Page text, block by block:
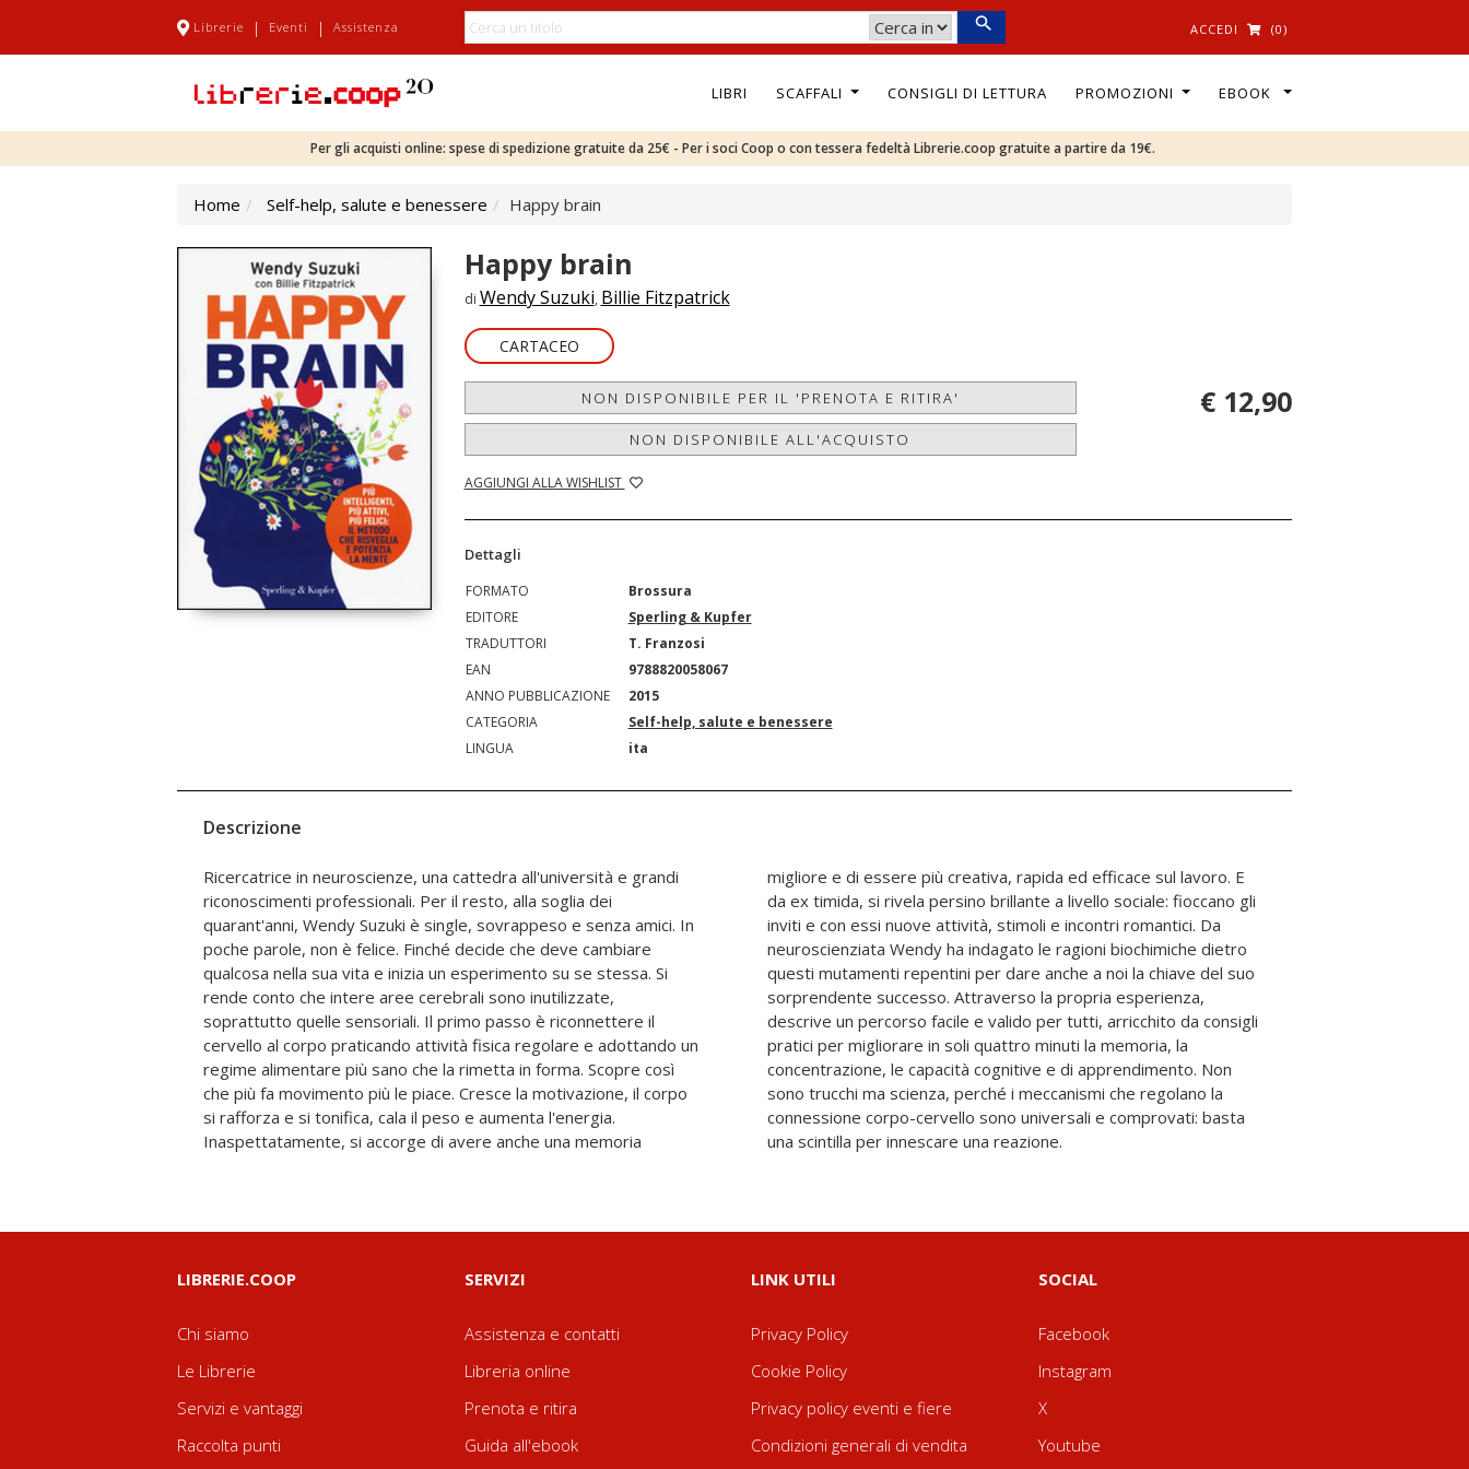
Librerie | Eventi | Assistenza ACCEDI (0)
LIBRI SCAFFALI CONSIGLI DI LETTURA PROMOZIONI EBOOK
Per gli acquisti online: spese di spedizione gratuite da 25€ - Per i soci Coop o con tessera fedeltà Librerie.coop gratuite a partire da 19€.
Home Self-help, salute e benessere Happy brain
Happy brain
di Wendy Suzuki, Billie Fitzpatrick
CARTACEO
NON DISPONIBILE PER IL 'PRENOTA E RITIRA'
NON DISPONIBILE ALL'ACQUISTO
AGGIUNGI ALLA WISHLIST
€ 12,90
Dettagli
FORMATO
Brossura
EDITORE
Sperling & Kupfer
TRADUTTORI
T. Franzosi
EAN
9788820058067
ANNO PUBBLICAZIONE
2015
CATEGORIA
Self-help, salute e benessere
LINGUA
ita
Descrizione
Ricercatrice in neuroscienze, una cattedra all'università e grandi
riconoscimenti professionali. Per il resto, alla soglia dei
quarant'anni, Wendy Suzuki è single, sovrappeso e senza amici. In
poche parole, non è felice. Finché decide che deve cambiare
qualcosa nella sua vita e inizia un esperimento su se stessa. Si
rende conto che intere aree cerebrali sono inutilizzate,
soprattutto quelle sensoriali. Il primo passo è riconnettere il
cervello al corpo praticando attività fisica regolare e adottando un
regime alimentare più sano che la rimetta in forma. Scopre così
che più fa movimento più le piace. Cresce la motivazione, il corpo
si rafforza e si tonifica, cala il peso e aumenta l'energia.
Inaspettatamente, si accorge di avere anche una memoria
migliore e di essere più creativa, rapida ed efficace sul lavoro. E
da ex timida, si rivela persino brillante a livello sociale: fioccano gli
inviti e con essi nuove attività, stimoli e incontri romantici. Da
neuroscienziata Wendy ha indagato le ragioni biochimiche dietro
questi mutamenti repentini per dare anche a noi la chiave del suo
sorprendente successo. Attraverso la propria esperienza,
descrive un percorso facile e valido per tutti, arricchito da consigli
pratici per migliorare in soli quattro minuti la memoria, la
concentrazione, le capacità cognitive e di apprendimento. Non
sono trucchi ma scienza, perché i meccanismi che regolano la
connessione corpo-cervello sono universali e comprovati: basta
una scintilla per innescare una reazione.
LIBRERIE.COOP
Chi siamo
Le Librerie
Servizi e vantaggi
Raccolta punti
SERVIZI
Assistenza e contatti
Libreria online
Prenota e ritira
Guida all'ebook
LINK UTILI
Privacy Policy
Cookie Policy
Privacy policy eventi e fiere
Condizioni generali di vendita
SOCIAL
Facebook
Instagram
X
Youtube